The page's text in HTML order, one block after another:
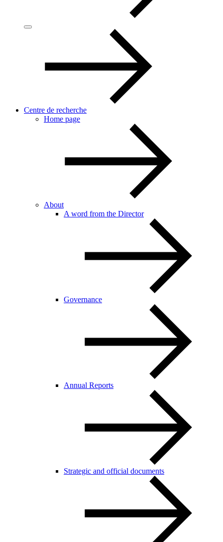
Centre de recherche
Home page
About
A word from the Director
Governance
Annual Reports
Strategic and official documents